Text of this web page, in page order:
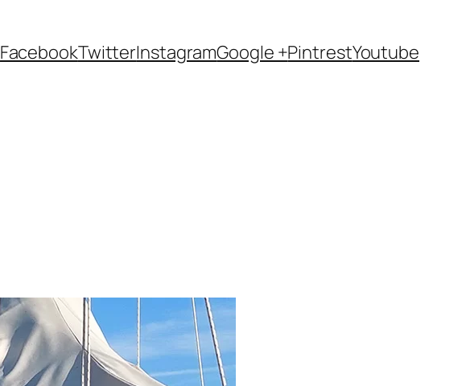
FacebookTwitterInstagramGoogle +PintrestYoutube